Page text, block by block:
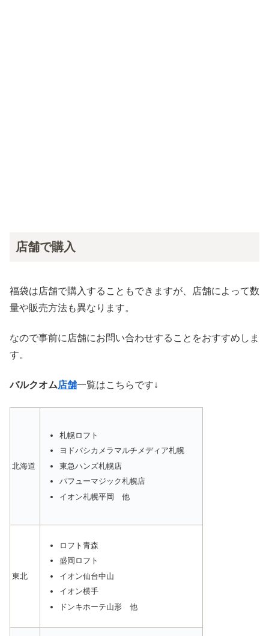
店舗で購入
福袋は店舗で購入することもできますが、店舗によって数
量や販売方法も異なります。
なので事前に店舗にお問い合わせすることをおすすめしま
す。
バルクオム店舗一覧はこちらです↓
北海道
札幌ロフト
ヨドバシカメラマルチメディア札幌
東急ハンズ札幌店
パフューマジック札幌店
イオン札幌平岡 他
東北
ロフト青森
盛岡ロフト
イオン仙台中山
イオン横手
ドンキホーテ山形 他